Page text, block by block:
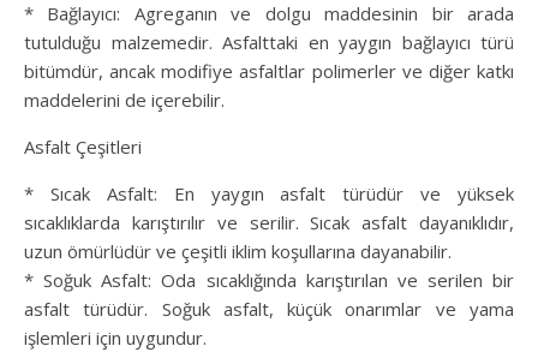
* Bağlayıcı: Agreganın ve dolgu maddesinin bir arada
tutulduğu malzemedir. Asfalttaki en yaygın bağlayıcı türü
bitümdür, ancak modifiye asfaltlar polimerler ve diğer katkı
maddelerini de içerebilir.
Asfalt Çeşitleri
* Sıcak Asfalt: En yaygın asfalt türüdür ve yüksek
sıcaklıklarda karıştırılır ve serilir. Sıcak asfalt dayanıklıdır,
uzun ömürlüdür ve çeşitli iklim koşullarına dayanabilir.
* Soğuk Asfalt: Oda sıcaklığında karıştırılan ve serilen bir
asfalt türüdür. Soğuk asfalt, küçük onarımlar ve yama
işlemleri için uygundur.